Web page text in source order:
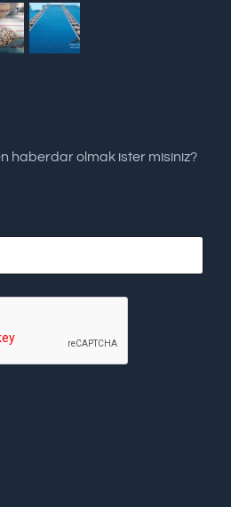
haberdar olmak ister misiniz?